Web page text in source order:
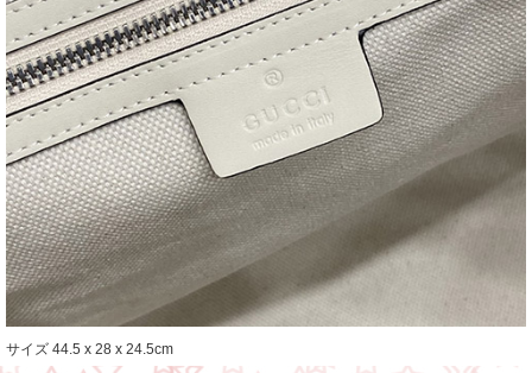
サイズ 44.5 x 28 x 24.5cm